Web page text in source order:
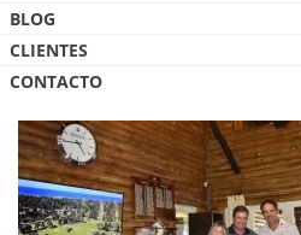
BLOG
CLIENTES
CONTACTO
GOLF DIGEST CUP-75
24 ABRIL, 2019